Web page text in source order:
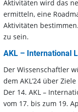
Aktivitäten wird das
ermitteln, eine
Aktivitäten
zu sein.
AKL – International
Der Wissenschaftler
dem AKLʼ24 über
Der 14. AKL –
vom 17. bis zum 19.